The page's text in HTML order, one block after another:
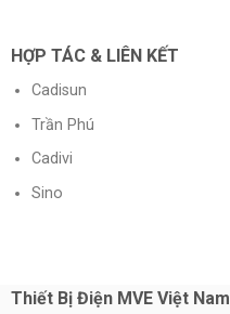
HỢP TÁC & LIÊN KẾT
Cadisun
Trần Phú
Cadivi
Sino
Thiết Bị Điện MVE Việt Nam